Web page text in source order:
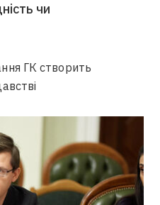
чи
ГК створить